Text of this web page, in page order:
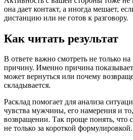
она дает контакт, а иногда мешает,
дистанцию или не готов к разговору.
Как читать результат
В ответе важно смотреть не только
причину. Именно причина
может вернуться или почему
складывается.
Расклад помогает для анализа
чувства мужчины, его намерения и
возвращении. Так проще понять, что
не только за короткой формулировкой.